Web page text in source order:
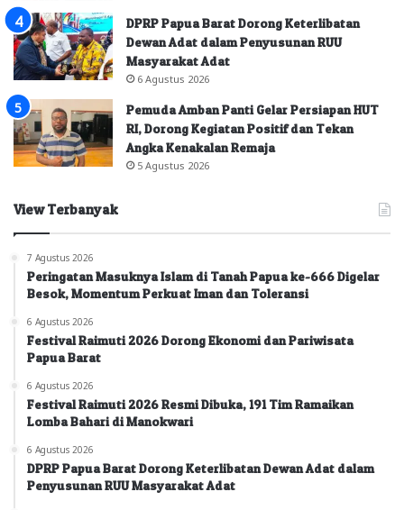
DPRP Papua Barat Dorong Keterlibatan
Dewan Adat dalam Penyusunan RUU
Masyarakat Adat
6 Agustus 2026
Pemuda Amban Panti Gelar Persiapan HUT
RI, Dorong Kegiatan Positif dan Tekan
Angka Kenakalan Remaja
5 Agustus 2026
View Terbanyak
7 Agustus 2026
Peringatan Masuknya Islam di Tanah Papua ke-666 Digelar
Besok, Momentum Perkuat Iman dan Toleransi
6 Agustus 2026
Festival Raimuti 2026 Dorong Ekonomi dan Pariwisata
Papua Barat
6 Agustus 2026
Festival Raimuti 2026 Resmi Dibuka, 191 Tim Ramaikan
Lomba Bahari di Manokwari
6 Agustus 2026
DPRP Papua Barat Dorong Keterlibatan Dewan Adat dalam
Penyusunan RUU Masyarakat Adat